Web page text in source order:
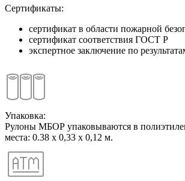
Сертификаты:
сертификат в области пожарной
сертификат соответствия ГОСТ Р
экспертное заключение по
Упаковка:
Рулоны МБОР упаковываются в
места: 0.38 х 0,33 х 0,12 м.